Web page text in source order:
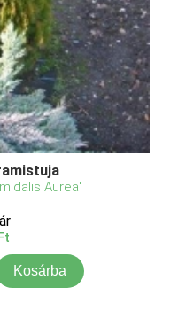
Aurea'
Kosárba